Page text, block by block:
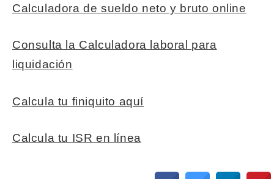
Calculadora de sueldo neto y bruto online
Consulta la Calculadora laboral para
liquidación
Calcula tu finiquito aquí
Calcula tu ISR en línea